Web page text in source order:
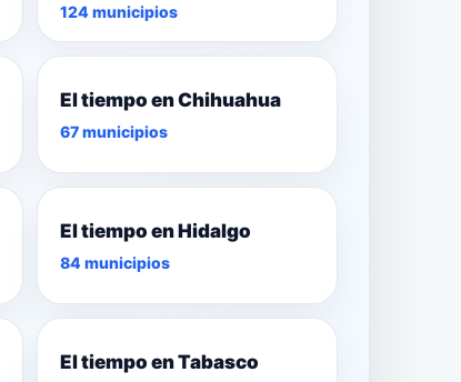
124 municipios
El tiempo en Chihuahua
67 municipios
El tiempo en Hidalgo
84 municipios
El tiempo en Tabasco